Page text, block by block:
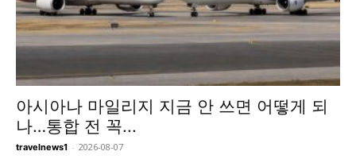
아시아나 마일리지 지금 안 쓰면 어떻게 되
나…통합 전 꼭...
travelnews1 - 2026-08-07